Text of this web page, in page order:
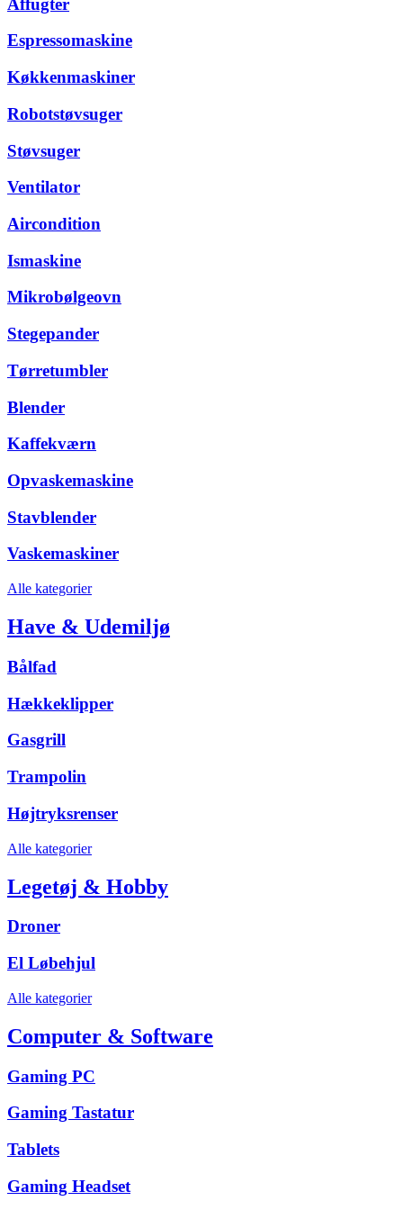
Espressomaskine
Køkkenmaskiner
Robotstøvsuger
Støvsuger
Ventilator
Aircondition
Ismaskine
Mikrobølgeovn
Stegepander
Tørretumbler
Blender
Kaffekværn
Opvaskemaskine
Stavblender
Vaskemaskiner
Alle kategorier
Have & Udemiljø
Bålfad
Hækkeklipper
Gasgrill
Trampolin
Højtryksrenser
Alle kategorier
Legetøj & Hobby
Droner
El Løbehjul
Alle kategorier
Computer & Software
Gaming PC
Gaming Tastatur
Tablets
Gaming Headset